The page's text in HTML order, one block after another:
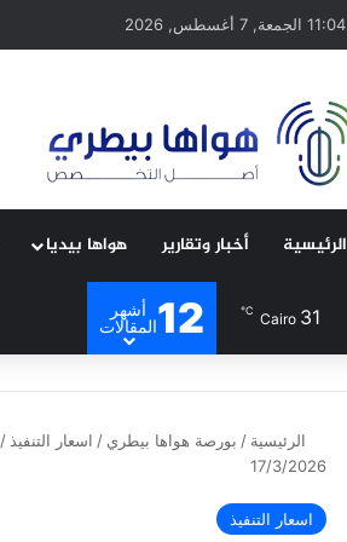
11:04 الجمعة, 7 أغسطس, 2026
الرئيسية أخبار وتقارير هواها بيديا
Cairo 31
℃
12
أشهر
المقالات
الرئيسية / بورصة هواها بيطري / اسعار التنفيذ /
17/3/2026
اسعار التنفيذ